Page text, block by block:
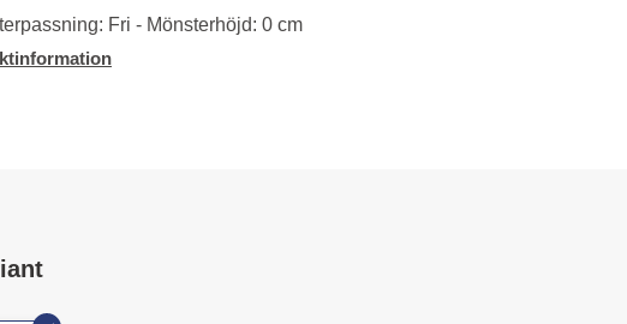
Fri - Mönsterhöjd: 0 cm